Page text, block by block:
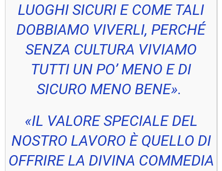
LUOGHI SICURI E COME TALI
DOBBIAMO VIVERLI, PERCHÉ
SENZA CULTURA VIVIAMO
TUTTI UN PO’ MENO E DI
SICURO MENO BENE».
«IL VALORE SPECIALE DEL
NOSTRO LAVORO È QUELLO DI
OFFRIRE LA DIVINA COMMEDIA